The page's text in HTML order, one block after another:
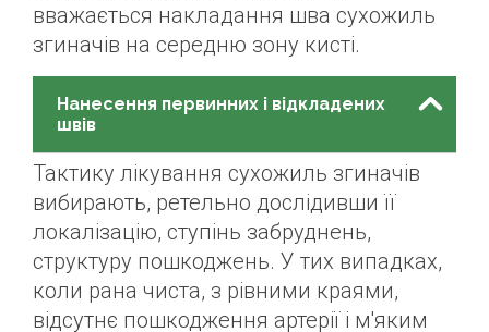
вважається накладання шва сухожиль
згиначів на середню зону кисті.
Нанесення первинних і відкладених
швів
Тактику лікування сухожиль згиначів
вибирають, ретельно дослідивши її
локалізацію, ступінь забруднень,
структуру пошкоджень. У тих випадках,
коли рана чиста, з рівними краями,
відсутнє пошкодження артерії і м'яким